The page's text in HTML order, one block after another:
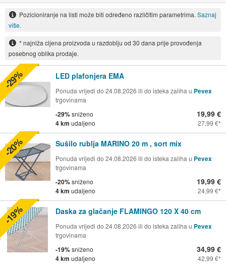
Pozicioniranje na listi može biti određeno različitim parametrima. Saznaj
više.
* najniža cijena proizvoda u razdoblju od 30 dana prije provođenja
posebnog oblika prodaje.
LED plafonjera EMA
Ponuda vrijedi do 24.08.2026 ili do isteka zaliha u Pevex
trgovinama
-29%sniženo
4 km udaljeno
19,99 €
27,99 €
-29%
Sušilo rublja MARINO 20 m , sort mix
Ponuda vrijedi do 24.08.2026 ili do isteka zaliha u Pevex
trgovinama
-20%sniženo
4 km udaljeno
19,99 €
24,99 €
-20%
Daska za glačanje FLAMINGO 120 X 40 cm
Ponuda vrijedi do 24.08.2026 ili do isteka zaliha u Pevex
trgovinama
-19%sniženo
4 km udaljeno
34,99 €
42,99 €
-19%